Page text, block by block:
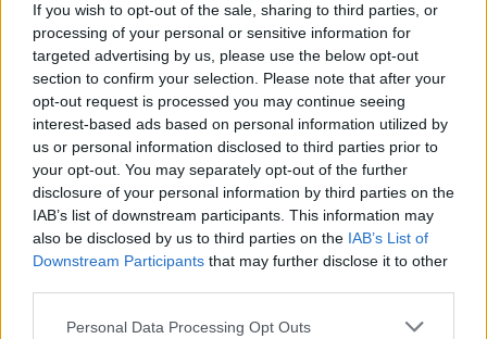
If you wish to opt-out of the sale, sharing to third parties, or
processing of your personal or sensitive information for
targeted advertising by us, please use the below opt-out
section to confirm your selection. Please note that after your
opt-out request is processed you may continue seeing
interest-based ads based on personal information utilized by
us or personal information disclosed to third parties prior to
your opt-out. You may separately opt-out of the further
disclosure of your personal information by third parties on the
IAB’s list of downstream participants. This information may
also be disclosed by us to third parties on the IAB’s List of
Downstream Participants that may further disclose it to other
Personal Data Processing Opt Outs
Κάθε χρόνο 500 &#8221;σιωπηλοί&#8221;
θάνατοι στην Ελλάδα
H σύγχρονη θυρεοειδεκτομή σήμερα:
Εξατομικευμένη, έξυπνη, προβλέψιμη,
ελάχιστα επεμβατική
TAGS θάνατοι ιός Δυτικού Νείλου κρούσματα